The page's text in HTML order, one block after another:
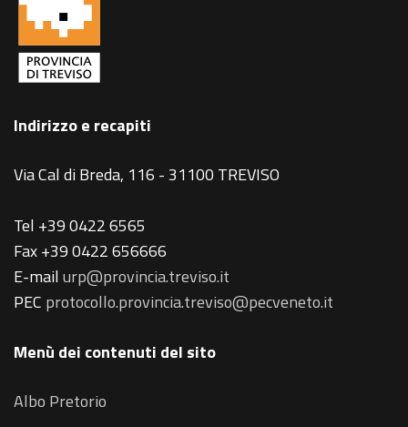
Indirizzo e recapiti
Via Cal di Breda, 116 - 31100 TREVISO
Tel +39 0422 6565
Fax +39 0422 656666
E-mailurp@provincia.treviso.it
PEC protocollo.provincia.treviso@pecveneto.it
Menù dei contenuti del sito
Albo Pretorio